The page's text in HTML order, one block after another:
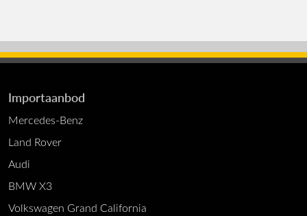
Importaanbod
Mercedes-Benz
Land Rover
Audi
BMW X3
Volkswagen Grand California